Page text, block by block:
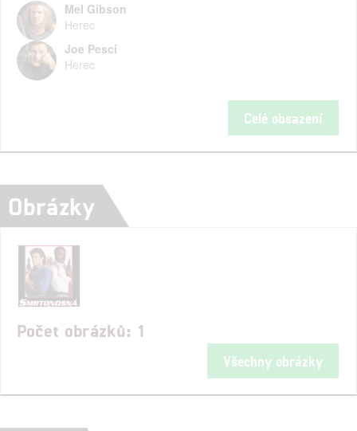
Mel Gibson
Herec
Joe Pesci
Herec
Celé obsazení
Obrázky
Počet obrázků: 1
Všechny obrázky